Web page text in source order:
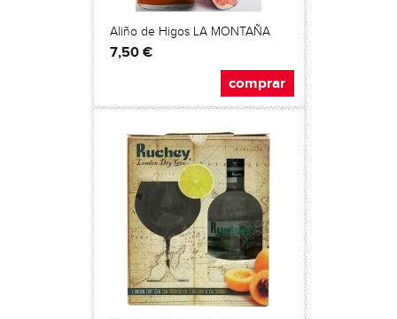
comprar
Aliño de Higos LA MONTAÑA
7,50 €